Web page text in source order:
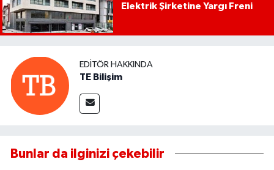
Elektrik Şirketine Yargı Freni
EDITÖR HAKKINDA
TE Bilişim
Bunlar da ilginizi çekebilir